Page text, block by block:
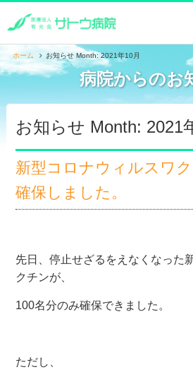
ホーム お知らせ Month: 2021年10月
病院からのお
お知らせ Month: 2021
新型コロナウィルスワ
確保しました。
先日、停止せざるをえなくなった
クチンが、
100名分のみ確保できました。
ただし、